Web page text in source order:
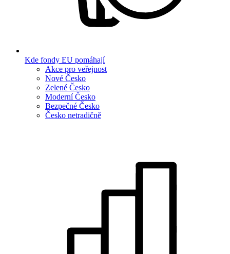
Kde fondy EU pomáhají
Akce pro veřejnost
Nové Česko
Zelené Česko
Moderní Česko
Bezpečné Česko
Česko netradičně